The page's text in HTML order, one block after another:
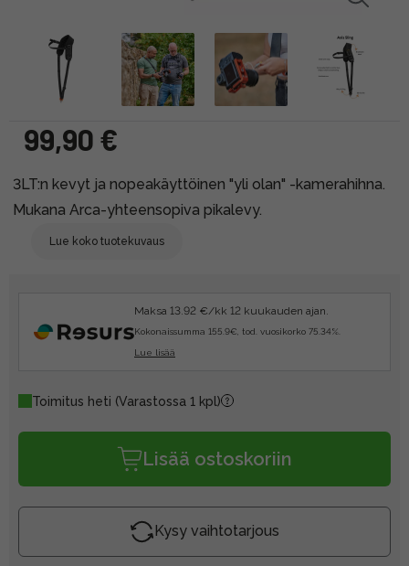
99,90 €
3LT:n kevyt ja nopeakäyttöinen "yli olan" -kamerahihna.
Mukana Arca-yhteensopiva pikalevy.
Lue koko tuotekuvaus
Maksa 13.92 €/kk 12 kuukauden ajan.
Kokonaissumma 155.9€, tod. vuosikorko 75.34%.
Lue lisää
Toimitus heti (Varastossa 1 kpl)
Lisää ostoskoriin
Kysy vaihtotarjous